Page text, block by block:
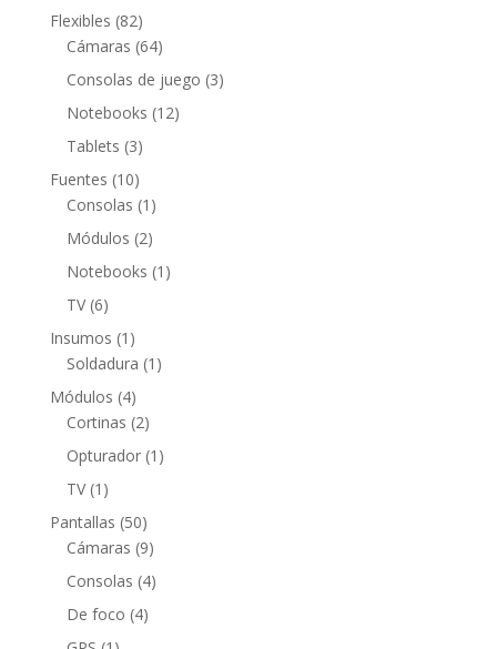
producto
Flexibles 8282
productos
Cámaras 6464
productos
Consolas de juego 33
Notebooks 1212
Tablets 33
productos
Fuentes 1010
productos
Consolas 1 1
producto
Módulos 22
productos
Notebooks 1 1
TV 66
productos
Insumos 1 1
producto
Soldadura 1 1
Módulos 44
productos
Cortinas 22
productos
Opturador 1 1
TV 1 1
producto
Pantallas 5050
productos
Cámaras 99
productos
Consolas 44
De foco 44